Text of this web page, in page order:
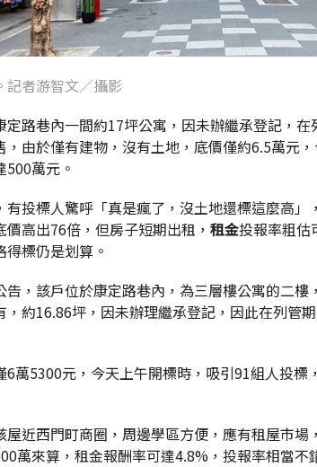
記者游智文／攝影
定路巷內一間約17坪公寓，因未辦繼承登記，
，由於僅有建物，沒有土地，底價僅約6.5萬元
萬元。
有投標人驚呼「真是瘋了，沒土地還標這麼高」
高出76倍，但房子短期出租， 租金投報率粗估
標仍是划算。
告，該戶位於康定路巷內，為三層樓公寓的二
，約16.86坪，因未辦理繼承登記，因此在列管
6萬5300元，今天上午開標時，吸引91組人投
屋近西門町商圈，周邊學區方便，應有租屋市
萬來算，租金報酬率可達4.8%，投報率相當不